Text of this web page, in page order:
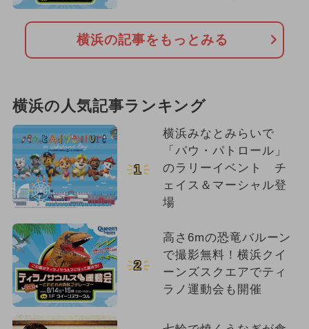
横浜の記事をもっとみる
横浜の人気記事ランキング
1
横浜みなとみらいで
「パウ・パトロール」
のラリーイベント チ
ェイス＆マーシャル登
場
2
高さ6mの恐竜バルーン
で撮影無料！横浜クイ
ーンズスクエアでティ
ラノ運動会も開催